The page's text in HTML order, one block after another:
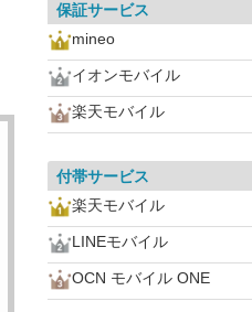
保証サービス
mineo
イオンモバイル
楽天モバイル
付帯サービス
楽天モバイル
LINEモバイル
OCN モバイル ONE